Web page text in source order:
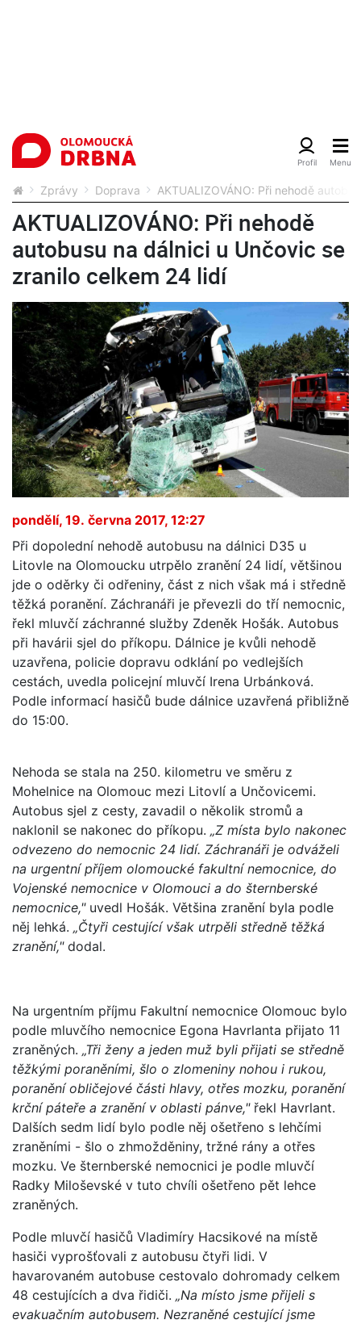
Zprávy Doprava AKTUALIZOVÁNO: Při nehodě
AKTUALIZOVÁNO: Při nehodě
autobusu na dálnici u Unčovic se
zranilo celkem 24 lidí
pondělí, 19. června 2017, 12:27
Při dopolední nehodě autobusu na dálnici D35 u
Litovle na Olomoucku utrpělo zranění 24 lidí, většinou
jde o oděrky či odřeniny, část z nich však má i středně
těžká poranění. Záchranáři je převezli do tří nemocnic,
řekl mluvčí záchranné služby Zdeněk Hošák. Autobus
při havárii sjel do příkopu. Dálnice je kvůli nehodě
uzavřena, policie dopravu odklání po vedlejších
cestách, uvedla policejní mluvčí Irena Urbánková.
Podle informací hasičů bude dálnice uzavřená přibližně
do 15:00.
Nehoda se stala na 250. kilometru ve směru z
Mohelnice na Olomouc mezi Litovlí a Unčovicemi.
Autobus sjel z cesty, zavadil o několik stromů a
naklonil se nakonec do příkopu. „Z místa bylo nakonec
odvezeno do nemocnic 24 lidí. Záchranáři je odváželi
na urgentní příjem olomoucké fakultní nemocnice, do
Vojenské nemocnice v Olomouci a do šternberské
nemocnice,"uvedl Hošák. Většina zranění byla podle
něj lehká. „Čtyři cestující však utrpěli středně těžká
zranění,"dodal.
Na urgentním příjmu Fakultní nemocnice Olomouc bylo
podle mluvčího nemocnice Egona Havrlanta přijato 11
zraněných. „Tři ženy a jeden muž byli přijati se středně
těžkými poraněními, šlo o zlomeniny nohou i rukou,
poranění obličejové části hlavy, otřes mozku, poranění
krční páteře a zranění v oblasti pánve,"řekl Havrlant.
Dalších sedm lidí bylo podle něj ošetřeno s lehčími
zraněními - šlo o zhmožděniny, tržné rány a otřes
mozku. Ve šternberské nemocnici je podle mluvčí
Radky Miloševské v tuto chvíli ošetřeno pět lehce
zraněných.
Podle mluvčí hasičů Vladimíry Hacsikové na místě
hasiči vyprošťovali z autobusu čtyři lidi. V
havarovaném autobuse cestovalo dohromady celkem
48 cestujících a dva řidiči. „Na místo jsme přijeli s
evakuačním autobusem. Nezraněné cestující jsme